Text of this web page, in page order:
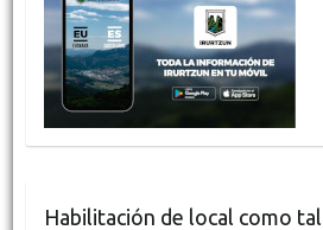
Habilitación de local como